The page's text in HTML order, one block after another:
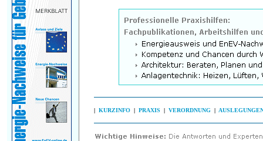
| KURZINFO | PRAXIS | VERORDNUNG |